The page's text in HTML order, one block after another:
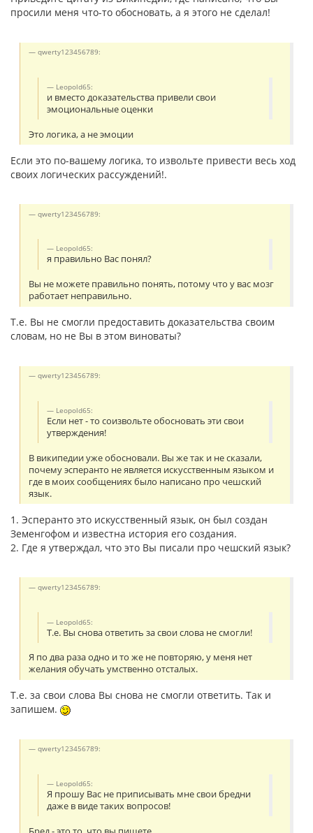
просили меня что-то обосновать, а я этого не сделал!
qwerty123456789:
Leopold65:
и вместо доказательства привели свои
эмоциональные оценки
Это логика, а не эмоции
Если это по-вашему логика, то извольте привести весь ход
своих логических рассуждений!.
qwerty123456789:
Leopold65:
я правильно Вас понял?
Вы не можете правильно понять, потому что у вас мозг
работает неправильно.
Т.е. Вы не смогли предоставить доказательства своим
словам, но не Вы в этом виноваты?
qwerty123456789:
Leopold65:
Если нет - то соизвольте обосновать эти свои
утверждения!
В википедии уже обосновали. Вы же так и не сказали,
почему эсперанто не является искусственным языком и
где в моих сообщениях было написано про чешский
язык.
1. Эсперанто это искусственный язык, он был создан
Земенгофом и известна история его создания.
2. Где я утверждал, что это Вы писали про чешский язык?
qwerty123456789:
Leopold65:
Т.е. Вы снова ответить за свои слова не смогли!
Я по два раза одно и то же не повторяю, у меня нет
желания обучать умственно отсталых.
Т.е. за свои слова Вы снова не смогли ответить. Так и
запишем.
qwerty123456789:
Leopold65:
Я прошу Вас не приписывать мне свои бредни
даже в виде таких вопросов!